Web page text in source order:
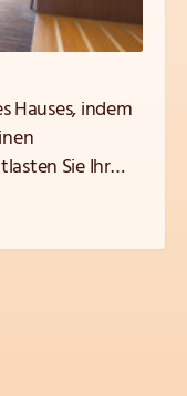
Hauses, indem
Sie Ihr
Alles